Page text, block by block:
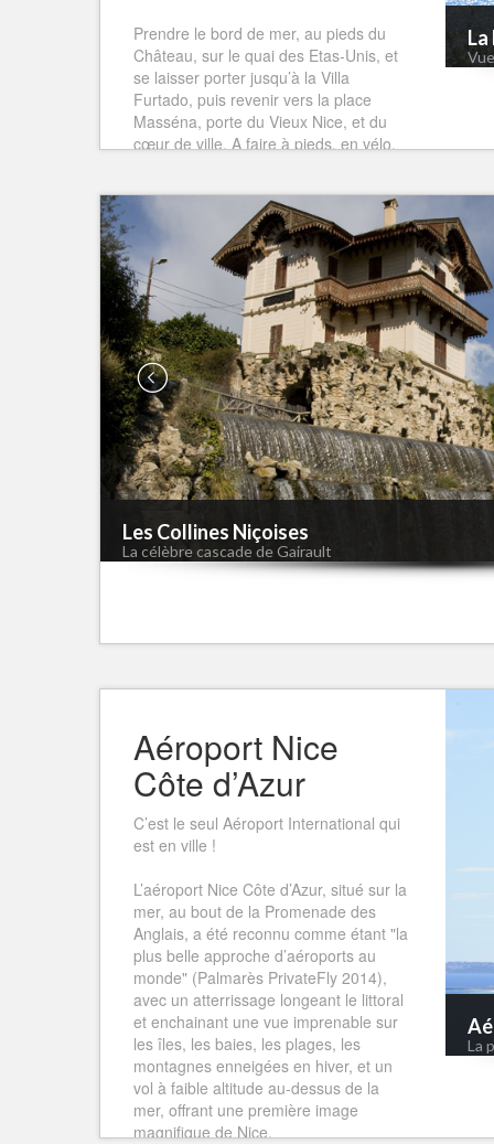
Prendre le bord de mer, au pieds du
Château, sur le quai des Etas-Unis, et
se laisser porter jusqu’à la Villa
Furtado, puis revenir vers la place
Masséna, porte du Vieux Nice, et du
cœur de ville. A faire à pieds, en vélo,
Les Collines Niçoises
La célèbre cascade de Gairault
Aéroport Nice
Côte d’Azur
C’est le seul Aéroport International qui
est en ville !
L’aéroport Nice Côte d’Azur, situé sur la
mer, au bout de la Promenade des
Anglais, a été reconnu comme étant "la
plus belle approche d’aéroports au
monde" (Palmarès PrivateFly 2014),
avec un atterrissage longeant le littoral
et enchainant une vue imprenable sur
les îles, les baies, les plages, les
montagnes enneigées en hiver, et un
vol à faible altitude au-dessus de la
mer, offrant une première image
magnifique de Nice.
La